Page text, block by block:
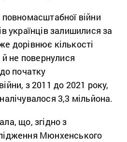
війни
українців залишилися за
дорівнює кількості
не повернулися
початку
з 2011 до 2021 року,
3,3 мільйона.
що, згідно з
Мюнхенського